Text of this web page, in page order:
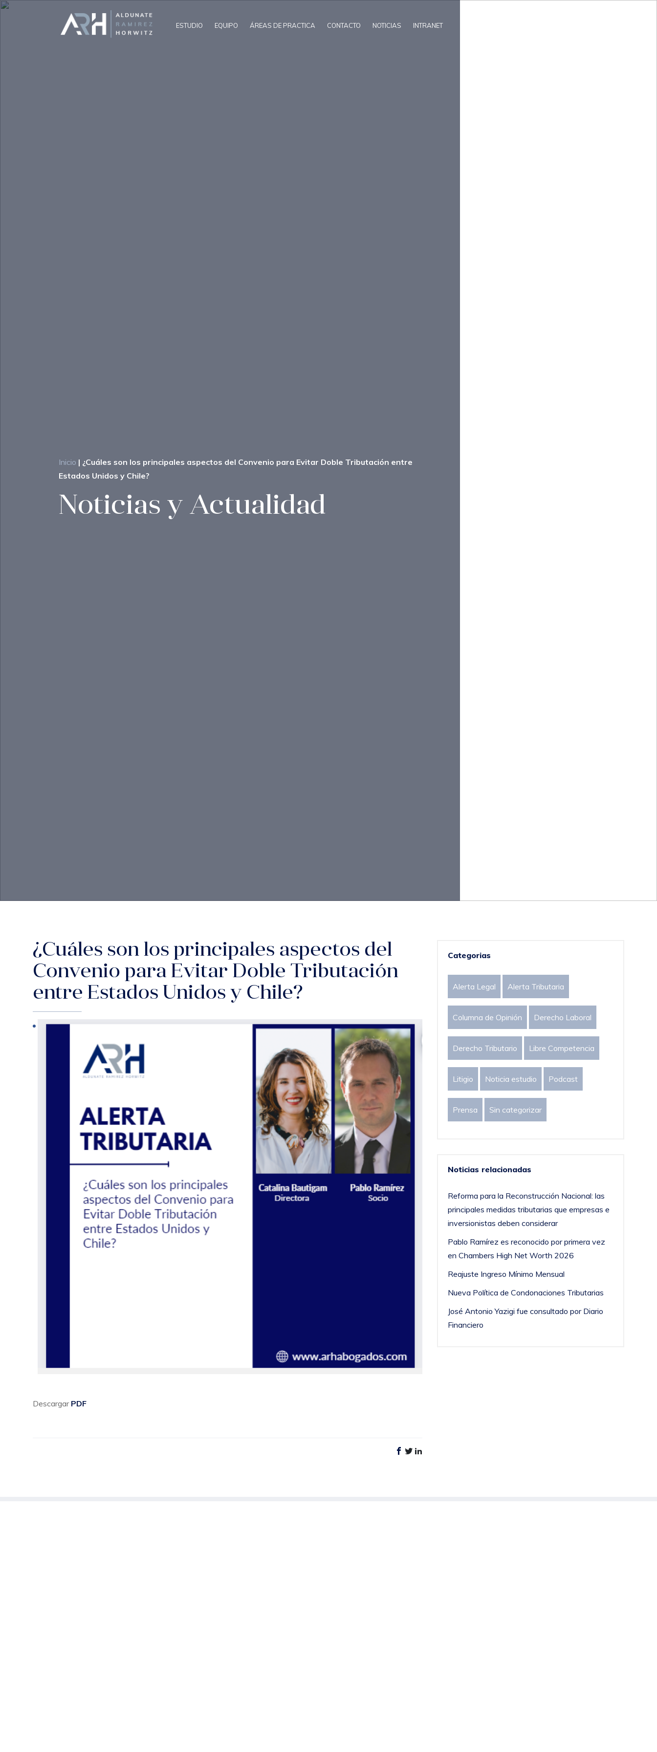
ESTUDIO EQUIPO ÁREAS DE PRACTICA CONTACTO NOTICIAS INTRANET
Inicio | ¿Cuáles son los principales aspectos del Convenio para Evitar Doble Tributación entre
Estados Unidos y Chile?
Noticias y Actualidad
¿Cuáles son los principales aspectos del
Convenio para Evitar Doble Tributación
entre Estados Unidos y Chile?
Descargar PDF
Categorias
Alerta Legal Alerta Tributaria
Columna de Opinión Derecho Laboral
Derecho Tributario Libre Competencia
Litigio Noticia estudio Podcast
Prensa Sin categorizar
Noticias relacionadas
Reforma para la Reconstrucción Nacional: las
principales medidas tributarias que empresas e
inversionistas deben considerar
Pablo Ramírez es reconocido por primera vez
en Chambers High Net Worth 2026
Reajuste Ingreso Mínimo Mensual
Nueva Política de Condonaciones Tributarias
José Antonio Yazigi fue consultado por Diario
Financiero